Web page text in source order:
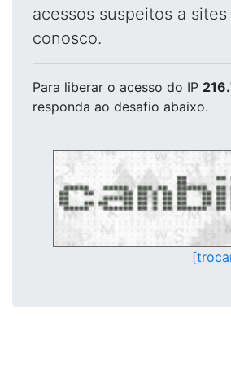
acessos suspeitos a
conosco.
Para liberar o acesso do IP
responda ao desafio abaixo.